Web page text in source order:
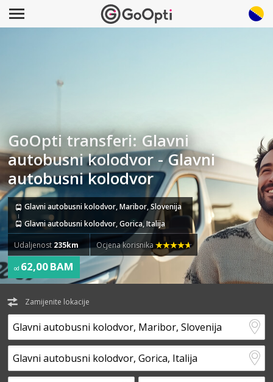
GoOpti transferi: Glavni
autobusni kolodvor - Glavni
autobusni kolodvor
Glavni autobusni kolodvor, Maribor, Slovenija
Glavni autobusni kolodvor, Gorica, Italija
Udaljenost 235km Ocjena korisnika
od 62,00 BAM
Zamijenite lokacije